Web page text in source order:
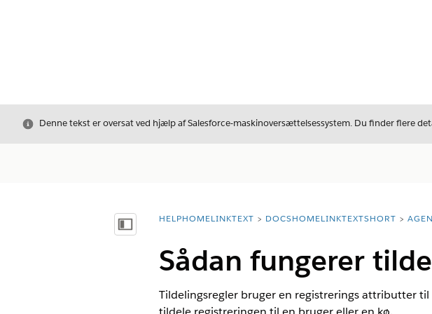
LukDenne tekst er oversat ved hjælp af Salesforce-maskinoversættelsessystem. Du finder flere
Vis indholdsfortegnelse
breadcrumbDescription
HELPHOMELINKTEXT DOCSHOMELINKTEXTSHORT
Sådan fungerer
Tildelingsregler bruger en registrerings attributter